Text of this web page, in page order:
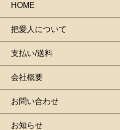
HOME
把愛人について
支払い/送料
会社概要
お問い合わせ
お知らせ